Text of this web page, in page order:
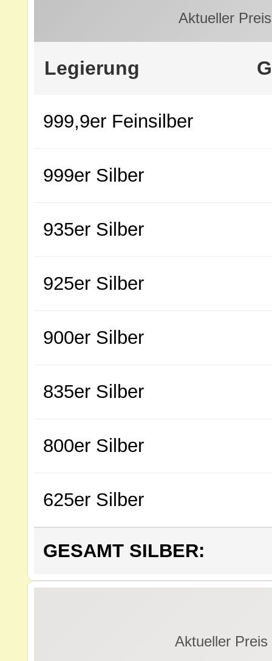
Aktueller
Legierung
999,9er Feinsilber
999er Silber
935er Silber
925er Silber
900er Silber
835er Silber
800er Silber
625er Silber
GESAMT SILBER:
Aktueller